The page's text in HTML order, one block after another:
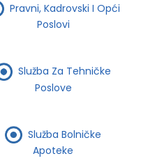
Pravni, Kadrovski I Opći
Poslovi
Služba Za Tehničke
Poslove
Služba Bolničke
Apoteke